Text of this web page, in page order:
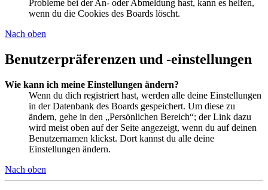
Probleme bei der An- oder Abmeldung hast, kann es helfen,
wenn du die Cookies des Boards löscht.
Nach oben
Benutzerpräferenzen und -einstellungen
Wie kann ich meine Einstellungen ändern?
Wenn du dich registriert hast, werden alle deine Einstellungen
in der Datenbank des Boards gespeichert. Um diese zu
ändern, gehe in den „Persönlichen Bereich“; der Link dazu
wird meist oben auf der Seite angezeigt, wenn du auf deinen
Benutzernamen klickst. Dort kannst du alle deine
Einstellungen ändern.
Nach oben